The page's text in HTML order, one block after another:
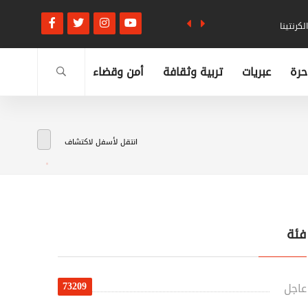
أمن وقضاء تربية وثقافة عبريات
انتقل لأسفل لاكتشاف
فئة
عاجل 73209